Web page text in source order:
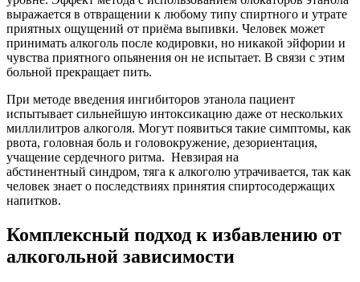
выражается в отвращении к любому типу спиртного и утрате
приятных ощущений от приёма выпивки. Человек может
принимать алкоголь после кодировки, но никакой эйфории и
чувства приятного опьянения он не испытает. В связи с этим
больной прекращает пить.
При методе введения ингибиторов этанола пациент
испытывает сильнейшую интоксикацию даже от нескольких
миллилитров алкоголя. Могут появиться такие симптомы, как
рвота, головная боль и головокружение, дезориентация,
учащение сердечного ритма. Невзирая на
абстинентный синдром, тяга к алкоголю утрачивается, так как
человек знает о последствиях принятия спиртосодержащих
напитков.
Комплексный подход к избавлению от
алкогольной зависимости